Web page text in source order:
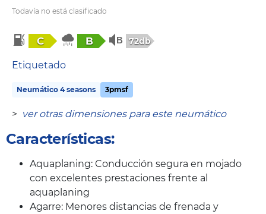
Todavía no está clasificado
C B 72db
Etiquetado
Neumático 4 seasons 3pmsf
> ver otras dimensiones para este neumático
Características:
Aquaplaning: Conducción segura en mojado
con excelentes prestaciones frente al
aquaplaning
Agarre: Menores distancias de frenada y